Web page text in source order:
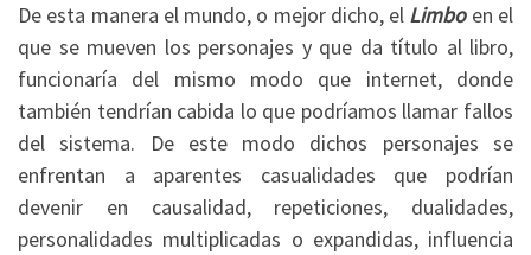
De esta manera el mundo, o mejor dicho, el Limboen el
que se mueven los personajes y que da título al libro,
funcionaría del mismo modo que internet, donde
también tendrían cabida lo que podríamos llamar fallos
del sistema. De este modo dichos personajes se
enfrentan a aparentes casualidades que podrían
devenir en causalidad, repeticiones, dualidades,
personalidades multiplicadas o expandidas, influencia